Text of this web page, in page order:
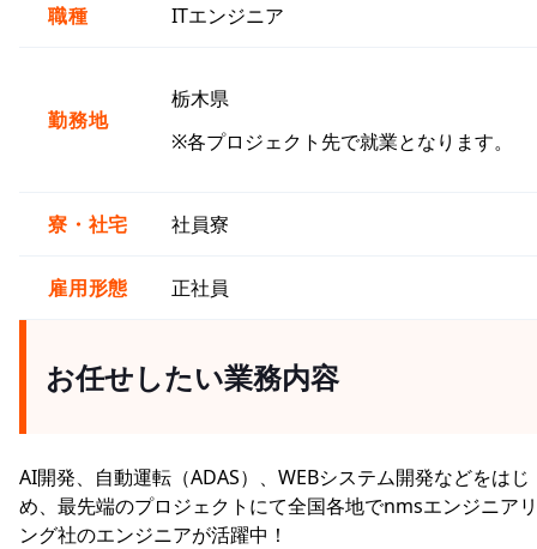
職種 ITエンジニア
勤務地
栃木県
※各プロジェクト先で就業となります。
寮・社宅 社員寮
雇用形態 正社員
お任せしたい業務内容
AI開発、自動運転（ADAS）、WEBシステム開発などをはじ
め、最先端のプロジェクトにて全国各地でnmsエンジニアリ
ング社のエンジニアが活躍中！